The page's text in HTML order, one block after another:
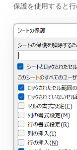
保護を使用すると